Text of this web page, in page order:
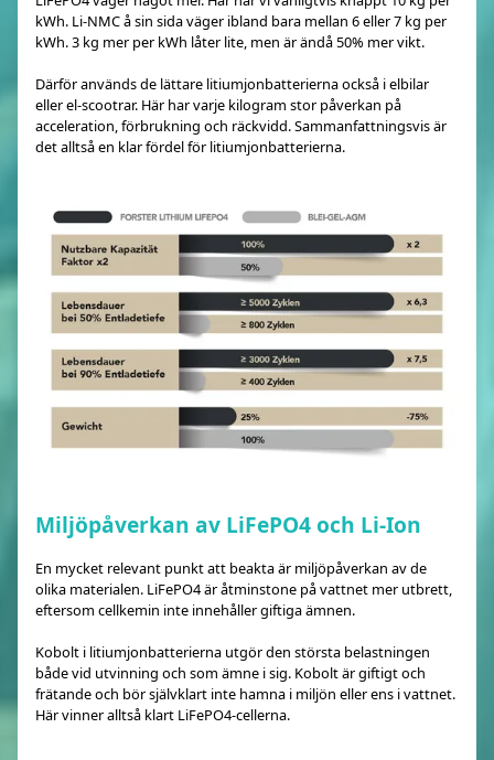
kWh. Li-NMC å sin sida väger ibland bara mellan 6 eller 7 kg per
kWh. 3 kg mer per kWh låter lite, men är ändå 50% mer vikt.
Därför används de lättare litiumjonbatterierna också i elbilar
eller el-scootrar. Här har varje kilogram stor påverkan på
acceleration, förbrukning och räckvidd. Sammanfattningsvis är
det alltså en klar fördel för litiumjonbatterierna.
Miljöpåverkan av LiFePO4 och Li-Ion
En mycket relevant punkt att beakta är miljöpåverkan av de
olika materialen. LiFePO4 är åtminstone på vattnet mer utbrett,
eftersom cellkemin inte innehåller giftiga ämnen.
Kobolt i litiumjonbatterierna utgör den största belastningen
både vid utvinning och som ämne i sig. Kobolt är giftigt och
frätande och bör självklart inte hamna i miljön eller ens i vattnet.
Här vinner alltså klart LiFePO4-cellerna.